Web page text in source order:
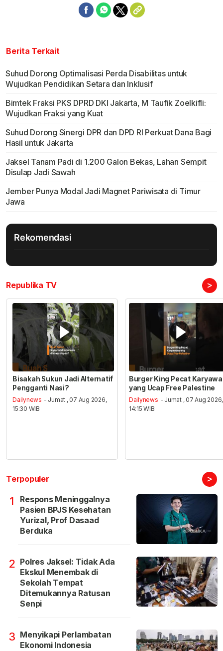
Berita Terkait
Suhud Dorong Optimalisasi Perda Disabilitas untuk
Wujudkan Pendidikan Setara dan Inklusif
Bimtek Fraksi PKS DPRD DKI Jakarta, M Taufik Zoelkifli:
Wujudkan Fraksi yang Kuat
Suhud Dorong Sinergi DPR dan DPD RI Perkuat Dana Bagi
Hasil untuk Jakarta
Jaksel Tanam Padi di 1.200 Galon Bekas, Lahan Sempit
Disulap Jadi Sawah
Jember Punya Modal Jadi Magnet Pariwisata di Timur
Jawa
Rekomendasi
Republika TV >
Bisakah Sukun Jadi Alternatif
Pengganti Nasi?
Dailynews - Jumat , 07 Aug 2026,
15:30 WIB
Burger King Pecat
yang Ucap Free Palestine
Dailynews - Jumat , 07 Aug 2026,
14:15 WIB
Terpopuler >
1
Respons Meninggalnya
Pasien BPJS Kesehatan
Yurizal, Prof Dasaad
Berduka
2 Polres Jaksel: Tidak Ada
Ekskul Menembak di
Sekolah Tempat
Ditemukannya Ratusan
Senpi
3 Menyikapi Perlambatan
Ekonomi Indonesia